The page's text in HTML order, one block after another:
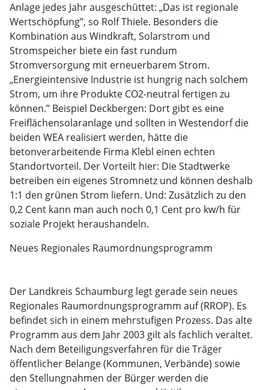
Anlage jedes Jahr ausgeschüttet: „Das ist regionale
Wertschöpfung”, so Rolf Thiele. Besonders die
Kombination aus Windkraft, Solarstrom und
Stromspeicher biete ein fast rundum
Stromversorgung mit erneuerbarem Strom.
„Energieintensive Industrie ist hungrig nach solchem
Strom, um ihre Produkte CO2-neutral fertigen zu
können.” Beispiel Deckbergen: Dort gibt es eine
Freiflächensolaranlage und sollten in Westendorf die
beiden WEA realisiert werden, hätte die
betonverarbeitende Firma Klebl einen echten
Standortvorteil. Der Vorteilt hier: Die Stadtwerke
betreiben ein eigenes Stromnetz und können deshalb
1:1 den grünen Strom liefern. Und: Zusätzlich zu den
0,2 Cent kann man auch noch 0,1 Cent pro kw/h für
soziale Projekt heraushandeln.
Neues Regionales Raumordnungsprogramm
Der Landkreis Schaumburg legt gerade sein neues
Regionales Raumordnungsprogramm auf (RROP). Es
befindet sich in einem mehrstufigen Prozess. Das alte
Programm aus dem Jahr 2003 gilt als fachlich veraltet.
Nach dem Beteiligungsverfahren für die Träger
öffentlicher Belange (Kommunen, Verbände) sowie
den Stellungnahmen der Bürger werden die